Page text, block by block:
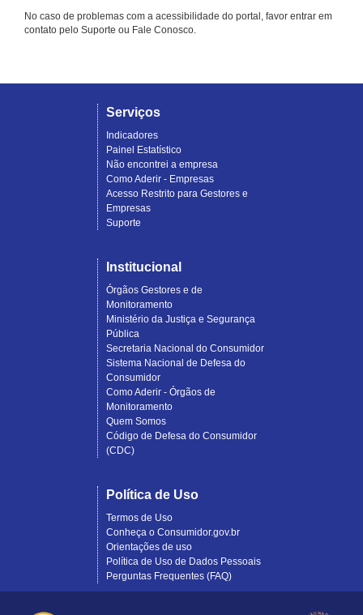
No caso de problemas com a acessibilidade do portal, favor entrar em
contato pelo Suporte ou Fale Conosco.
Serviços
Indicadores
Painel Estatístico
Não encontrei a empresa
Como Aderir - Empresas
Acesso Restrito para Gestores e
Empresas
Suporte
Institucional
Órgãos Gestores e de
Monitoramento
Ministério da Justiça e Segurança
Pública
Secretaria Nacional do Consumidor
Sistema Nacional de Defesa do
Consumidor
Como Aderir - Órgãos de
Monitoramento
Quem Somos
Código de Defesa do Consumidor
(CDC)
Política de Uso
Termos de Uso
Conheça o Consumidor.gov.br
Orientações de uso
Política de Uso de Dados Pessoais
Perguntas Frequentes (FAQ)